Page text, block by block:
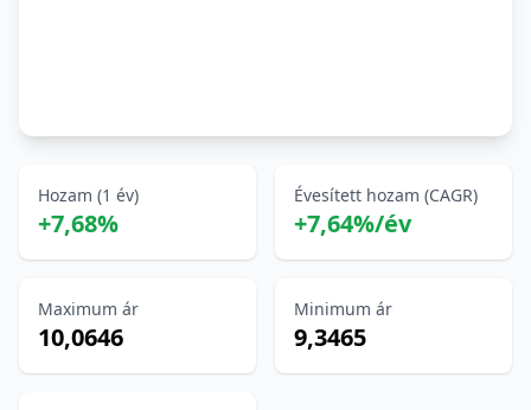
Hozam (1 év)
+7,68%
Évesített hozam (CAGR)
+7,64%/év
Maximum ár
10,0646
Minimum ár
9,3465